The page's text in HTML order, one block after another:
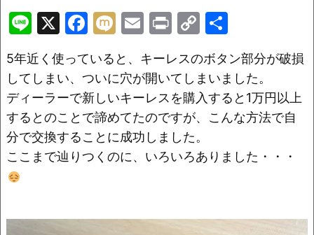
Li
n
e
X
F
c
e
b
o
o
M
i
E
ai
l
Pr
t
C
p
y
Li
k
有
5年近く使っていると、キーレスのボタン部分が破損
してしまい、ついに穴が開いてしまいました。
ディーラーで新しいキーレスを購入すると1万円以上
するとのことで諦めてたのですが、こんな方法で自
分で交換することに成功しました。
ここまで辿りつくのに、いろいろありました・・・